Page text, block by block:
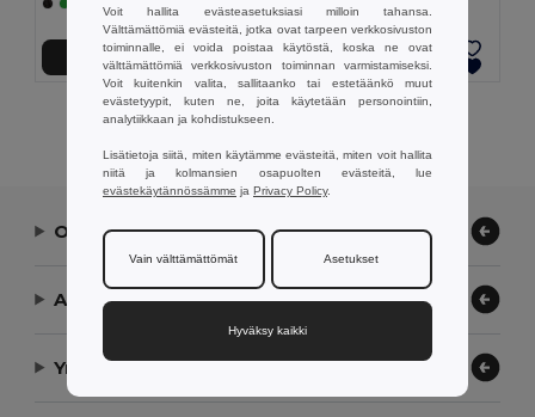
+1 Värit
Näytetään Kaikki Tuotteet.
Ota yhteyttä
Anna meidän auttaa
Yrityksemme
Voit hallita evästeasetuksiasi milloin tahansa.
Välttämättömiä evästeitä, jotka ovat tarpeen verkkosivuston
toiminnalle, ei voida poistaa käytöstä, koska ne ovat
välttämättömiä verkkosivuston toiminnan varmistamiseksi.
Voit kuitenkin valita, sallitaanko tai estetäänkö muut
evästetyypit, kuten ne, joita käytetään personointiin,
analytiikkaan ja kohdistukseen.
Lisätietoja siitä, miten käytämme evästeitä, miten voit hallita
niitä ja kolmansien osapuolten evästeitä, lue
evästekäytännössämme ja Privacy Policy.
Vain välttämättömät Asetukset
Hyväksy kaikki